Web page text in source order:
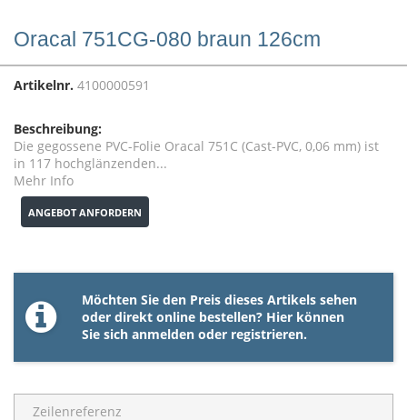
Oracal 751CG-080 braun 126cm
Artikelnr. 4100000591
Beschreibung:
Die gegossene PVC-Folie Oracal 751C (Cast-PVC, 0,06 mm) ist
in 117 hochglänzenden...
Mehr Info
ANGEBOT ANFORDERN
Möchten Sie den Preis dieses Artikels sehen
oder direkt online bestellen? Hier können
Sie sich anmelden oder registrieren.